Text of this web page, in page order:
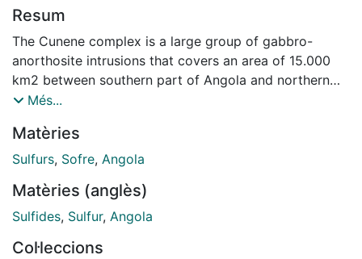
Resum
The Cunene complex is a large group of gabbro-
anorthosite intrusions that covers an area of 15.000
km2 between southern part of Angola and northern
Namibia. Although ultrabasic rocks have not been
Cunene complex, a great number of small basic-
ultrabasic bodies appear close to the west margin of
Més...
Matèries
Sulfurs, Sofre, Angola
Matèries (anglès)
Sulfides, Sulfur, Angola
Col·leccions